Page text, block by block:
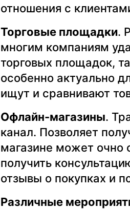
отношения с
Торговые площадки.
многим компаниям
торговых площадок,
особенно актуально
ищут и сравнивают
Офлайн-магазины.
канал. Позволяет
магазине может очно
получить
отзывы о покупках и
Различные